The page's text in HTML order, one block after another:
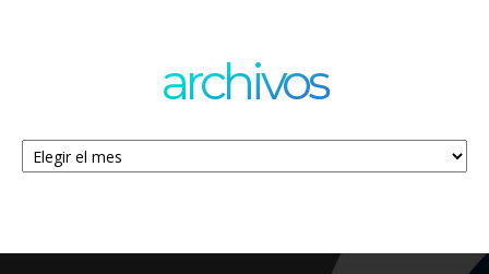
archivos
Archivos